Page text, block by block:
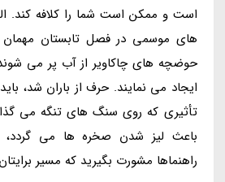
است و ممکن است شما را کلافه کند.
های موسمی در فصل تابستان مهمان
حوضچه های چاکاویر از آب پر می
ایجاد می نمایند. حرف از باران شد،
تأثیری که روی سنگ های تنگه می
باعث لیز شدن صخره ها می گردد،
راهنماها مشورت بگیرید که مسیر